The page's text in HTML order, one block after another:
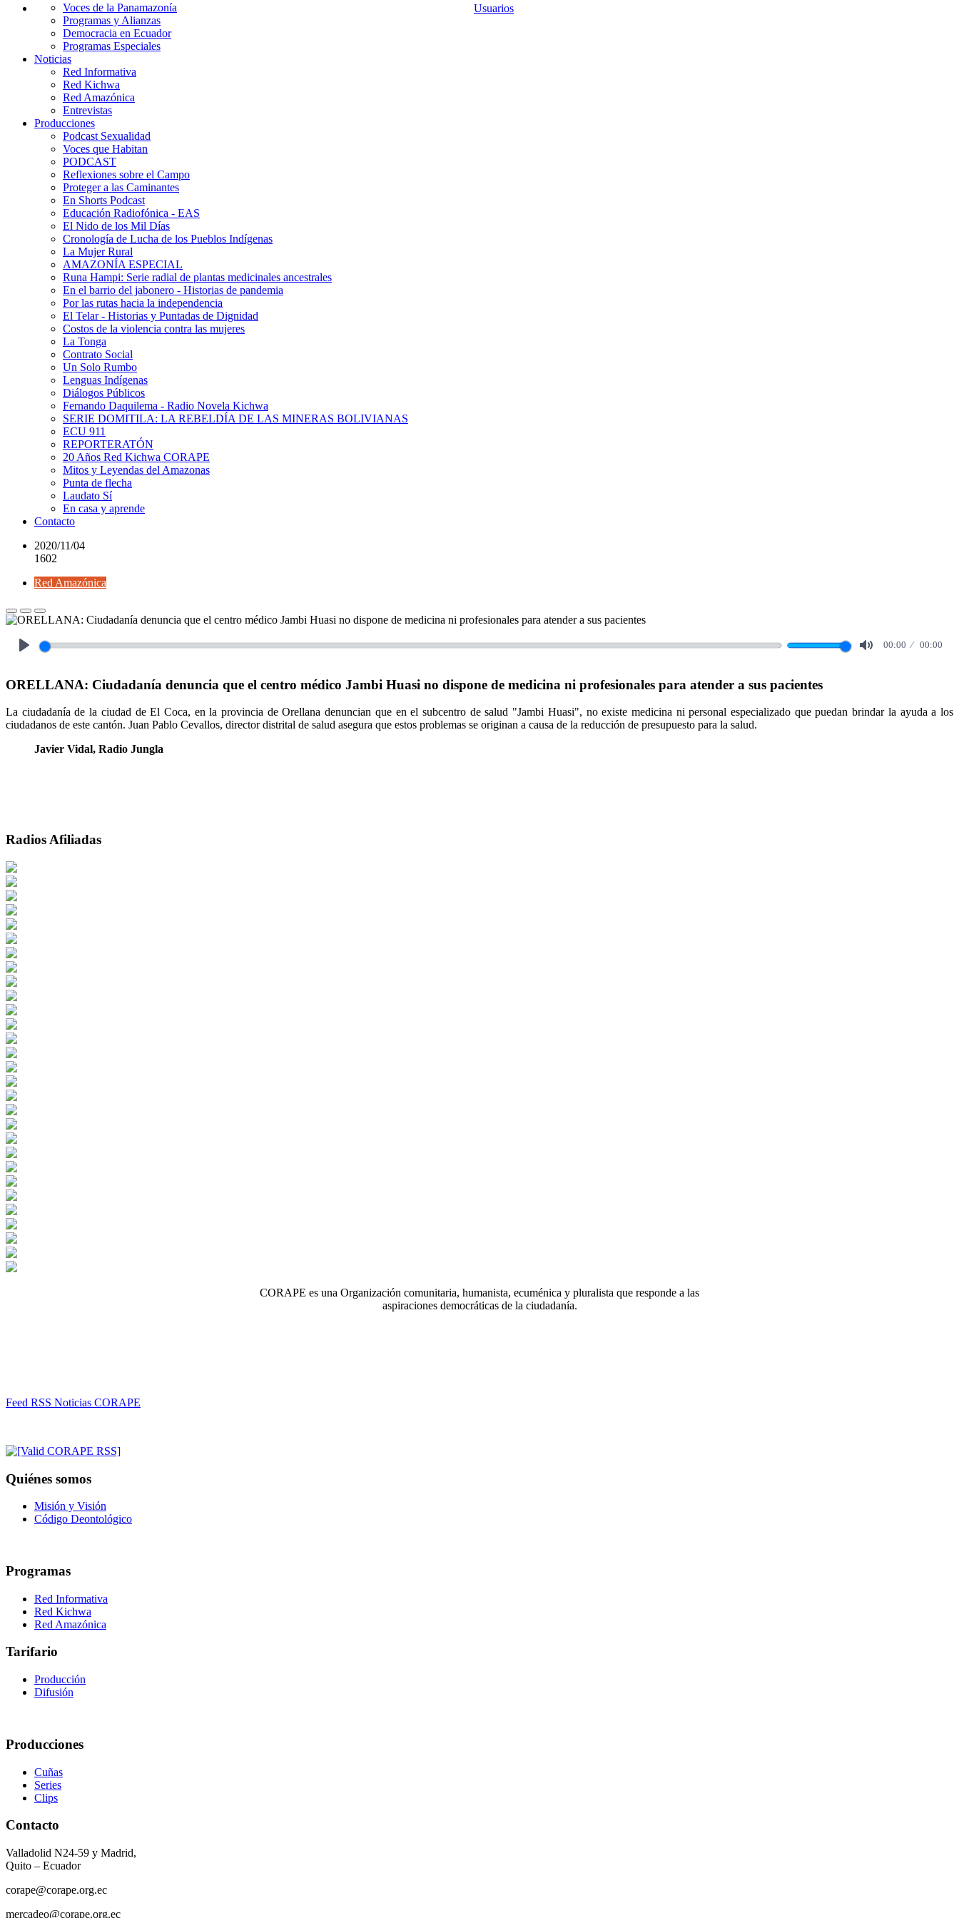
Usuarios
Voces de la Panamazonía
Programas y Alianzas
Democracia en Ecuador
Programas Especiales
Noticias
Red Informativa
Red Kichwa
Red Amazónica
Entrevistas
Producciones
Podcast Sexualidad
Voces que Habitan
PODCAST
Reflexiones sobre el Campo
Proteger a las Caminantes
En Shorts Podcast
Educación Radiofónica - EAS
El Nido de los Mil Días
Cronología de Lucha de los Pueblos Indígenas
La Mujer Rural
AMAZONÍA ESPECIAL
Runa Hampi: Serie radial de plantas medicinales ancestrales
En el barrio del jabonero - Historias de pandemia
Por las rutas hacia la independencia
El Telar - Historias y Puntadas de Dignidad
Costos de la violencia contra las mujeres
La Tonga
Contrato Social
Un Solo Rumbo
Lenguas Indígenas
Diálogos Públicos
Fernando Daquilema - Radio Novela Kichwa
SERIE DOMITILA: LA REBELDÍA DE LAS MINERAS BOLIVIANAS
ECU 911
REPORTERATÓN
20 Años Red Kichwa CORAPE
Mitos y Leyendas del Amazonas
Punta de flecha
Laudato Sí
En casa y aprende
Contacto
2020/11/04
1602
Red Amazónica
00:00 00:00
ORELLANA: Ciudadanía denuncia que el centro médico Jambi Huasi no dispone de medicina ni profesionales para atender a sus pacientes
La ciudadanía de la ciudad de El Coca, en la provincia de Orellana denuncian que en el subcentro de salud "Jambi Huasi", no existe medicina ni personal especializado que puedan brindar la ayuda a los
ciudadanos de este cantón. Juan Pablo Cevallos, director distrital de salud asegura que estos problemas se originan a causa de la reducción de presupuesto para la salud.
Javier Vidal, Radio Jungla
Radios Afiliadas
CORAPE es una Organización comunitaria, humanista, ecuménica y pluralista que responde a las
aspiraciones democráticas de la ciudadanía.
Feed RSS Noticias CORAPE
Quiénes somos
Misión y Visión
Código Deontológico
Programas
Red Informativa
Red Kichwa
Red Amazónica
Tarifario
Producción
Difusión
Producciones
Cuñas
Series
Clips
Contacto
Valladolid N24-59 y Madrid,
Quito – Ecuador
corape@corape.org.ec
mercadeo@corape.org.ec